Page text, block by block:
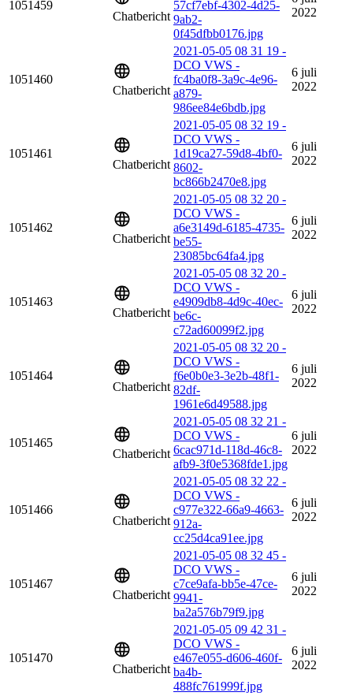
1051459
Chatbericht
57cf7ebf-4302-4d25-
9ab2-
0f45dfbb0176.jpg
2022
1051460
Chatbericht
2021-05-05 08 31 19 -
DCO VWS -
fc4ba0f8-3a9c-4e96-
a879-
986ee84e6bdb.jpg
6 juli
2022
1051461
Chatbericht
2021-05-05 08 32 19 -
DCO VWS -
1d19ca27-59d8-4bf0-
8602-
bc866b2470e8.jpg
6 juli
2022
1051462
Chatbericht
2021-05-05 08 32 20 -
DCO VWS -
a6e3149d-6185-4735-
be55-
23085bc64fa4.jpg
6 juli
2022
1051463
Chatbericht
2021-05-05 08 32 20 -
DCO VWS -
e4909db8-4d9c-40ec-
be6c-
c72ad60099f2.jpg
6 juli
2022
1051464
Chatbericht
2021-05-05 08 32 20 -
DCO VWS -
f6e0b0e3-3e2b-48f1-
82df-
1961e6d49588.jpg
6 juli
2022
1051465
Chatbericht
2021-05-05 08 32 21 -
DCO VWS -
6cac971d-118d-46c8-
afb9-3f0e5368fde1.jpg
6 juli
2022
1051466
Chatbericht
2021-05-05 08 32 22 -
DCO VWS -
c977e322-66a9-4663-
912a-
cc25d4ca91ee.jpg
6 juli
2022
1051467
Chatbericht
2021-05-05 08 32 45 -
DCO VWS -
c7ce9afa-bb5e-47ce-
9941-
ba2a576b79f9.jpg
6 juli
2022
1051470
Chatbericht
2021-05-05 09 42 31 -
DCO VWS -
e467e055-d606-460f-
ba4b-
488fc761999f.jpg
6 juli
2022